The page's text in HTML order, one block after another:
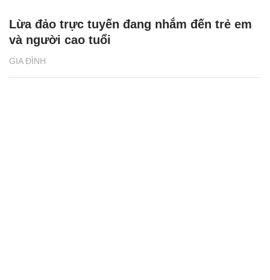
GIA ĐÌNH
Lừa đảo trực tuyến đang nhắm đến trẻ em
và người cao tuổi